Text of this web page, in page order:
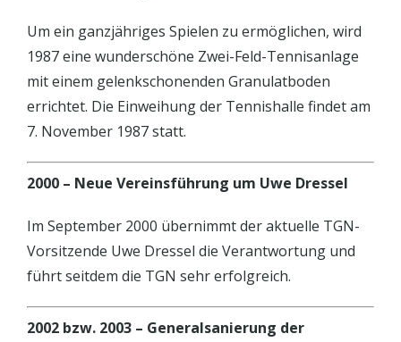
Um ein ganzjähriges Spielen zu ermöglichen, wird
1987 eine wunderschöne Zwei-Feld-Tennisanlage
mit einem gelenkschonenden Granulatboden
errichtet. Die Einweihung der Tennishalle findet am
7. November 1987 statt.
2000 – Neue Vereinsführung um Uwe Dressel
Im September 2000 übernimmt der aktuelle TGN-
Vorsitzende Uwe Dressel die Verantwortung und
führt seitdem die TGN sehr erfolgreich.
2002 bzw. 2003 – Generalsanierung der